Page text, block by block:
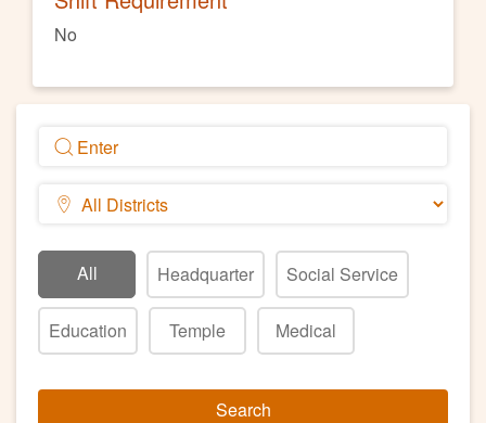
All Headquarter Social Service
Education Temple Medical
Search
No